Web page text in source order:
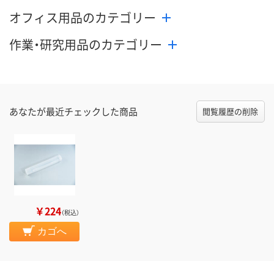
オフィス用品のカテゴリー
作業・研究用品のカテゴリー
あなたが最近チェックした商品 閲覧履歴の削除
￥224（税込）
カゴへ